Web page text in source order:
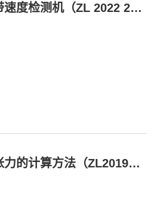
一种高炉上料皮带速度检测机（ZL 2022 2 2525991.8）
一种精轧机架间张力的计算方法（ZL201910156005.6）